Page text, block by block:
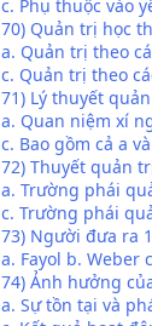
c. Phụ thuộc vào
70) Quản trị học
a. Quản trị theo
c. Quản trị theo
71) Lý thuyết
a. Quan niệm xí
c. Bao gồm cả a
72) Thuyết quản
a. Trường phái
c. Trường phái
73) Người đưa ra
a. Fayol b. Weber
74) Ảnh hưởng
a. Sự tồn tại và